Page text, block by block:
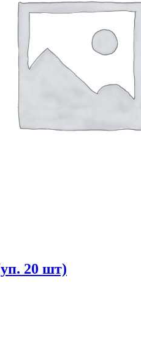
20 шт)